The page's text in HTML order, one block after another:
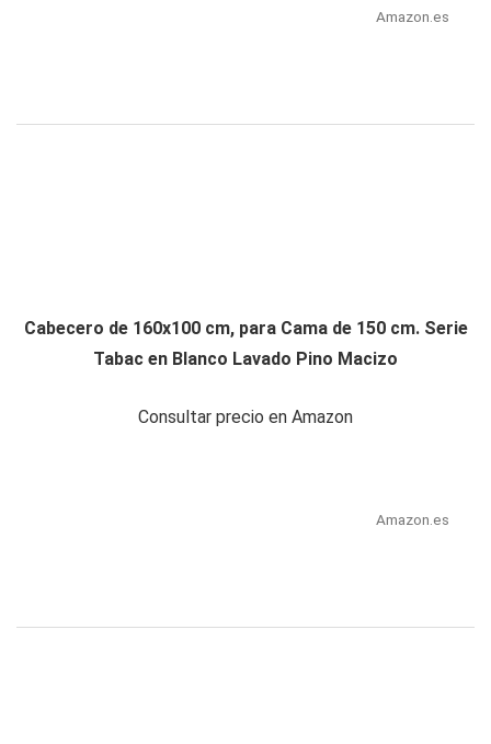
Amazon.es
Cabecero de 160x100 cm, para Cama de 150 cm. Serie
Tabac en Blanco Lavado Pino Macizo
Consultar precio en Amazon
Amazon.es